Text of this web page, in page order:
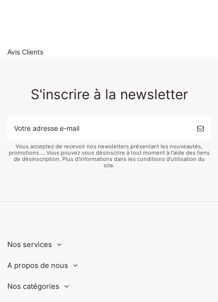
Avis Clients
S'inscrire à la newsletter
Vous acceptez de recevoir nos newsletters présentant les nouveautés,
promotions.... Vous pouvez vous désinscrire à tout moment à l'aide des liens
de désinscription. Plus d'informations dans les conditions d'utilisation du
site.
Nos services
A propos de nous
Nos catégories